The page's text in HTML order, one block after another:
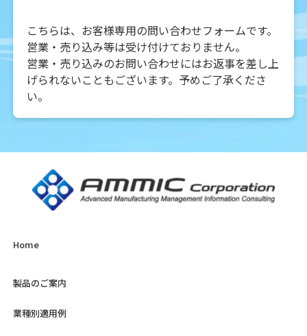
こちらは、お客様専用の問い合わせフォームです。
営業・売り込み等は受け付けておりません。
営業・売り込みのお問い合わせにはお返事を差し上
げられないこともございます。予めご了承くださ
い。
Home
製品のご案内
業種別適用例